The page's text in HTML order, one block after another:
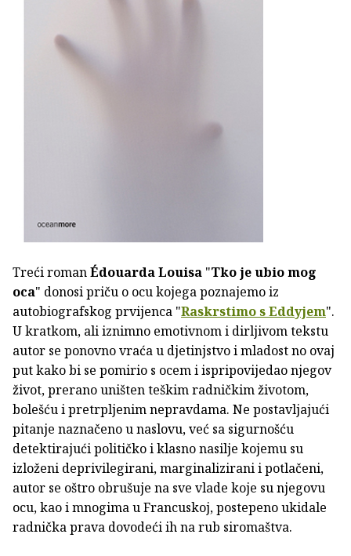
Treći romanÉdouarda Louisa "Tko je ubio mog
oca" donosi priču o ocu kojega poznajemo iz
autobiografskog prvijenca "Raskrstimo s Eddyjem".
U kratkom, ali iznimno emotivnom i dirljivom tekstu
autor se ponovno vraća u djetinjstvo i mladost no ovaj
put kako bi se pomirio s ocem i ispripovijedao njegov
život, prerano uništen teškim radničkim životom,
bolešću i pretrpljenim nepravdama. Ne postavljajući
pitanje naznačeno u naslovu, već sa sigurnošću
detektirajući političko i klasno nasilje kojemu su
izloženi deprivilegirani, marginalizirani i potlačeni,
autor se oštro obrušuje na sve vlade koje su njegovu
ocu, kao i mnogima u Francuskoj, postepeno ukidale
radnička prava dovodeći ih na rub siromaštva.